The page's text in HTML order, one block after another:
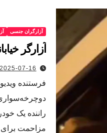
آزارگران جنسی
آزارگر
2025-07-16
فرستنده
راننده یک
مزاحمت